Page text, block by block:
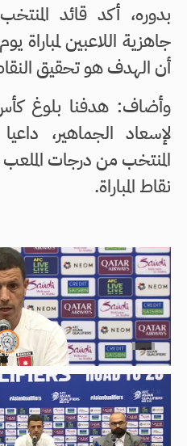
بدوره، أكد قائد
جاهزية اللاعبين لمباراة
أن الهدف هو تحقيق
وأضاف: هدفنا بلوغ
لإسعاد الجماهير، داعيا
المنتخب من درجات
نقاط المباراة.